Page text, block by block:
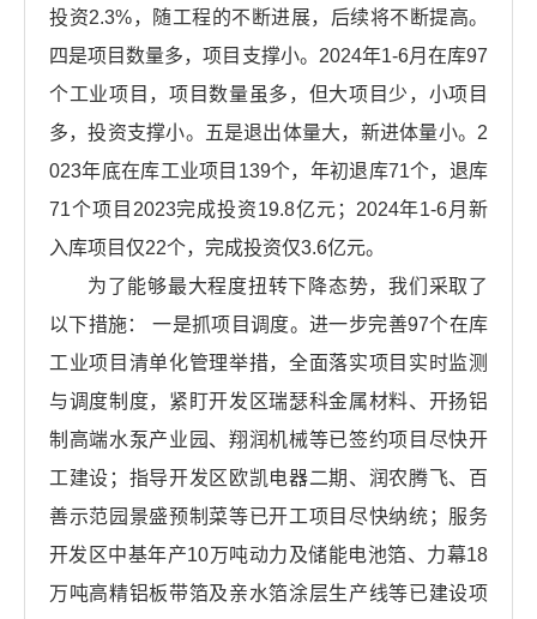
投资2.3%，随工程的不断进展，后续将不断提高。
四是项目数量多，项目支撑小。2024年1-6月在库97
个工业项目，项目数量虽多，但大项目少，小项目
多，投资支撑小。五是退出体量大，新进体量小。2
023年底在库工业项目139个，年初退库71个，退库
71个项目2023完成投资19.8亿元；2024年1-6月新
入库项目仅22个，完成投资仅3.6亿元。
为了能够最大程度扭转下降态势，我们采取了
以下措施： 一是抓项目调度。进一步完善97个在库
工业项目清单化管理举措，全面落实项目实时监测
与调度制度，紧盯开发区瑞瑟科金属材料、开扬铝
制高端水泵产业园、翔润机械等已签约项目尽快开
工建设；指导开发区欧凯电器二期、润农腾飞、百
善示范园景盛预制菜等已开工项目尽快纳统；服务
开发区中基年产10万吨动力及储能电池箔、力幕18
万吨高精铝板带箔及亲水箔涂层生产线等已建设项